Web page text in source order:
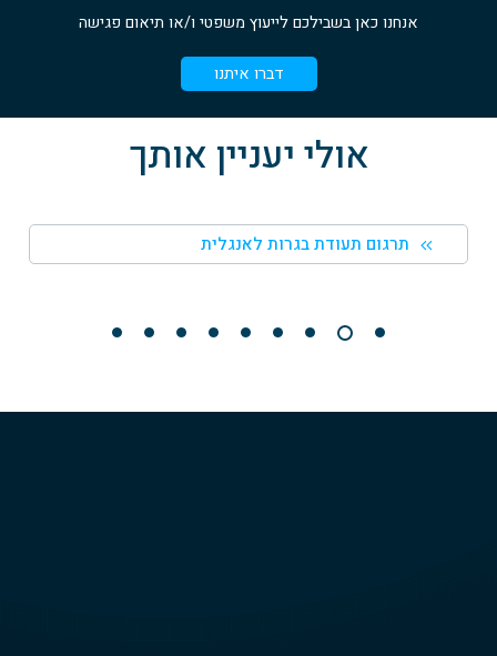
אנחנו כאן בשבילכם לייעוץ משפטי ו/או תיאום פגישה
דברו איתנו
אולי יעניין אותך
תרגום תעודת בגרות לאנגלית